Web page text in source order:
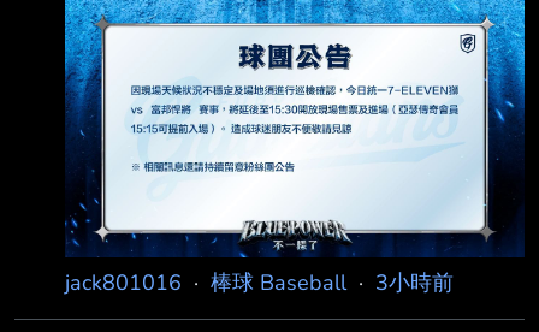
https://npb.jp/announcement/roster/roster_080
9.html --
進行巡檢確認，今日 統一7-ELEVEN獅 vs 富邦
悍將 賽事 ，將延後至15:30開放現場售票及進場
（亞瑟傳奇會員15:15可提前入場）。 造成球
迷朋友不便敬請見諒 相關訊息還請持續留意粉
絲團公告 #請大家注意安全
https://i.mopix.cc/knvQJr.jpg --
jack801016 · 棒球 Baseball· 3小時前